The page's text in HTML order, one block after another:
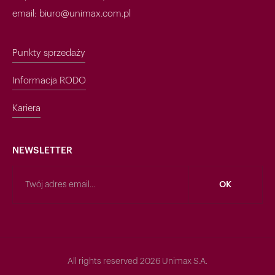
email: biuro@unimax.com.pl
Punkty sprzedaży
Informacja RODO
Kariera
NEWSLETTER
All rights reserved 2026 Unimax S.A.